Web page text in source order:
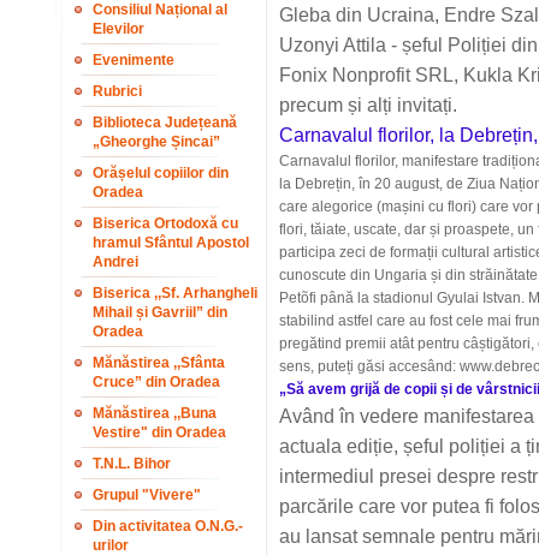
Consiliul Național al
Elevilor
Evenimente
Rubrici
Biblioteca Județeană
„Gheorghe Șincai”
Orășelul copiilor din
Oradea
Biserica Ortodoxă cu
hramul Sfântul Apostol
Andrei
Biserica ,,Sf. Arhangheli
Mihail și Gavriil” din
Oradea
Mănăstirea ,,Sfânta
Cruce” din Oradea
Mănăstirea ,,Buna
Vestire" din Oradea
T.N.L. Bihor
Grupul "Vivere"
Din activitatea O.N.G.-
urilor
Gleba din Ucraina, Endre
Uzonyi Attila - șeful Poliției
Fonix Nonprofit SRL, Kukla
precum și alți invitați.
Carnavalul florilor, la
Carnavalul florilor, manifestare
la Debrețin, în 20 august, de Ziua
care alegorice (mașini cu flori) care
flori, tăiate, uscate, dar și proaspete,
participa zeci de formații cultural
cunoscute din Ungaria și din
Petõfi până la stadionul Gyulai Istvan.
stabilind astfel care au fost cele mai
pregătind premii atât pentru
sens, puteți găsi accesând:
„Să avem grijă de copii și de
Având în vedere
actuala ediție, șeful poliției a
intermediul presei despre
parcările care vor putea fi
au lansat semnale pentru